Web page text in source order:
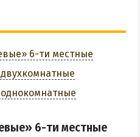
6-ти местные
6-ти местные